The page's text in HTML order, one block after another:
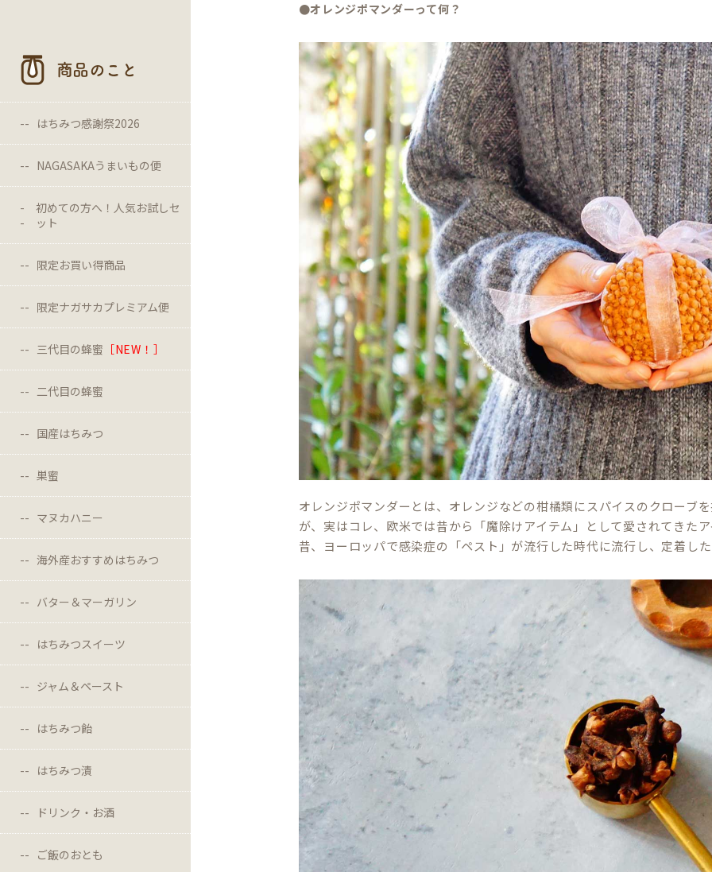
商品のこと
はちみつ感謝祭2026
NAGASAKAうまいもの便
初めての方へ！人気お試しセ
ット
限定お買い得商品
限定ナガサカプレミアム便
三代目の蜂蜜 ［NEW！］
二代目の蜂蜜
国産はちみつ
巣蜜
マヌカハニー
海外産おすすめはちみつ
バター＆マーガリン
はちみつスイーツ
ジャム＆ペースト
はちみつ飴
はちみつ漬
ドリンク・お酒
ご飯のおとも
●オレンジポマンダーって何？
オレンジポマンダーとは、オレンジなどの柑橘類にスパイスのクローブ
が、実はコレ、欧米では昔から「魔除けアイテム」として愛されてきた
昔、ヨーロッパで感染症の「ペスト」が流行した時代に流行し、定着し